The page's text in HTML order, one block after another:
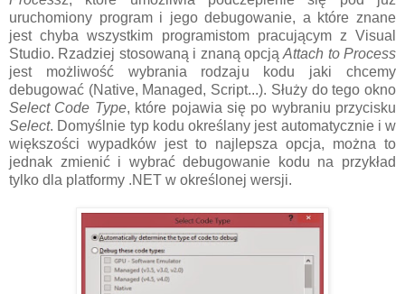
uruchomiony program i jego debugowanie, a które znane
jest chyba wszystkim programistom pracującym z Visual
Studio. Rzadziej stosowaną i znaną opcjąAttach to Process
jest możliwość wybrania rodzaju kodu jaki chcemy
debugować (Native, Managed, Script...). Służy do tego okno
Select Code Type, które pojawia się po wybraniu przycisku
Select. Domyślnie typ kodu określany jest automatycznie i w
większości wypadków jest to najlepsza opcja, można to
jednak zmienić i wybrać debugowanie kodu na przykład
tylko dla platformy .NET w określonej wersji.